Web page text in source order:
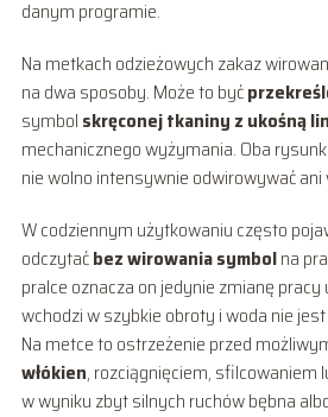
danym programie.
Na metkach odzieżowych zakaz
na dwa sposoby. Może to być
symbol skręconej tkaniny z ukośną
mechanicznego wyżymania. Oba
nie wolno intensywnie odwirowywać ani
W codziennym użytkowaniu często
odczytaćbez wirowania symbolna
pralce oznacza on jedynie zmianę pracy
wchodzi w szybkie obroty i woda nie
Na metce to ostrzeżenie przed
włókien, rozciągnięciem, sfilcowaniem
w wyniku zbyt silnych ruchów bębna